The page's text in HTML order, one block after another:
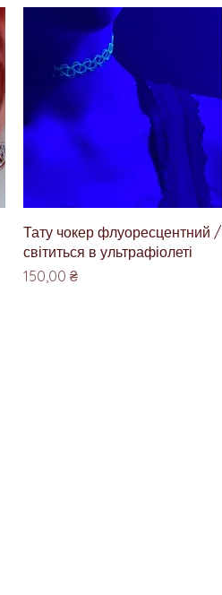
Швидкий перегляд
Тату чокер флуоресцентний /
світиться в ультрафіолеті
Ціна
150,00 ₴